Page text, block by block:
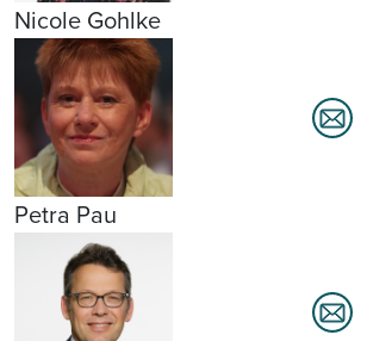
Nicole Gohlke
Petra Pau